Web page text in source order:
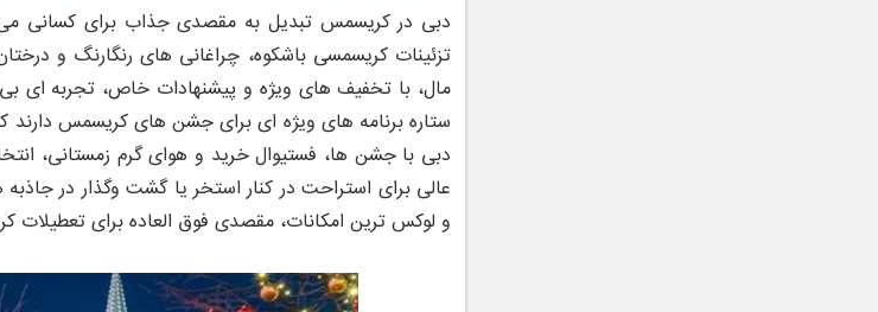
دبی در کریسمس تبدیل به مقصدی جذاب برای کسانی
تزئینات کریسمسی باشکوه، چراغانی ‌های رنگارنگ و
مال، با تخفیف‌ های ویژه و پیشنهادات خاص، تجربه ‌ای
ستاره برنامه‌ های ویژه ‌ای برای جشن‌ های کریسمس
دبی با جشن ‌ها، فستیوال خرید و هوای گرم زمستانی،
عالی برای استراحت در کنار استخر یا گشت‌ وگذار در
و لوکس ‌ترین امکانات، مقصدی فوق ‌العاده برای